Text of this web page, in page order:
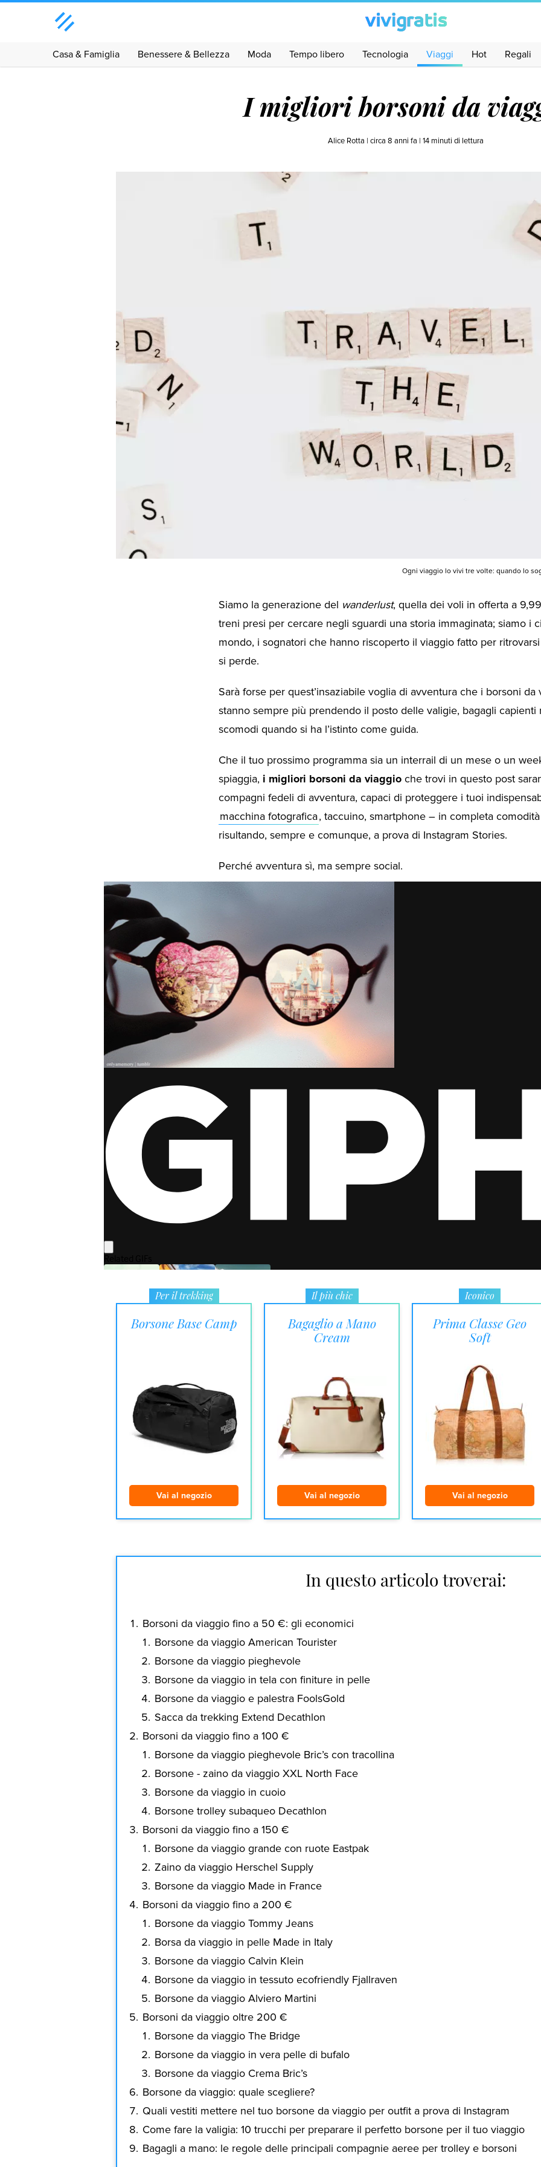
Casa & Famiglia Benessere & Bellezza Moda Tempo libero Tecnologia Viaggi Hot Regali
I migliori borsoni da
Alice Rotta | circa 8 anni fa | 14 minuti di lettura
In questo articolo troverai:
Borsoni da viaggio fino a 50 €: gli economici
Borsone da viaggio American Tourister
Borsone da viaggio pieghevole
Borsone da viaggio in tela con finiture in pelle
Borsone da viaggio e palestra FoolsGold
Sacca da trekking Extend Decathlon
Borsoni da viaggio fino a 100 €
Borsone da viaggio pieghevole Bric’s con tracollina
Borsone - zaino da viaggio XXL North Face
Borsone da viaggio in cuoio
Borsone trolley subaqueo Decathlon
Borsoni da viaggio fino a 150 €
Borsone da viaggio grande con ruote Eastpak
Zaino da viaggio Herschel Supply
Borsone da viaggio Made in France
Borsoni da viaggio fino a 200 €
Borsone da viaggio Tommy Jeans
Borsa da viaggio in pelle Made in Italy
Borsone da viaggio Calvin Klein
Borsone da viaggio in tessuto ecofriendly Fjallraven
Borsone da viaggio Alviero Martini
Borsoni da viaggio oltre 200 €
Borsone da viaggio The Bridge
Borsone da viaggio in vera pelle di bufalo
Borsone da viaggio Crema Bric’s
Borsone da viaggio: quale scegliere?
Quali vestiti mettere nel tuo borsone da viaggio per outfit a prova di Instagram
Come fare la valigia: 10 trucchi per preparare il perfetto borsone per il tuo viaggio
Bagagli a mano: le regole delle principali compagnie aeree per trolley e borsoni
Ogni viaggio lo vivi tre volte: quando lo
Siamo la generazione del wanderlust, quella dei voli in offerta a
treni presi per cercare negli sguardi una storia immaginata; siamo i
mondo, i sognatori che hanno riscoperto il viaggio fatto per
si perde.
Sarà forse per quest’insaziabile voglia di avventura che i borsoni da
stanno sempre più prendendo il posto delle valigie, bagagli capienti
scomodi quando si ha l’istinto come guida.
Che il tuo prossimo programma sia un interrail di un mese o un
spiaggia, i migliori borsoni da viaggio che trovi in questo post
compagni fedeli di avventura, capaci di proteggere i tuoi
macchina fotografica, taccuino, smartphone – in completa
risultando, sempre e comunque, a prova di Instagram Stories.
Perché avventura sì, ma sempre social.
Per il trekking
Borsone Base Camp
Vai al negozio
Il più chic
Bagaglio a Mano
Cream
Vai al negozio
Iconico
Prima Classe Geo
Soft
Vai al negozio